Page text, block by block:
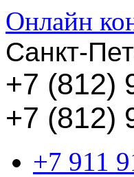
Онлайн
Санкт-
+7 (812)
+7 (812)
+7 911